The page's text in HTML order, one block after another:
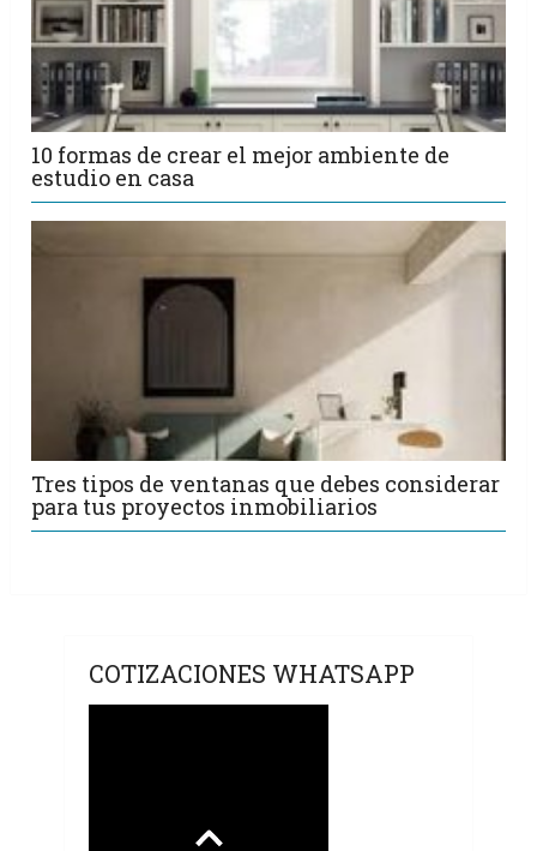
10 formas de crear el mejor ambiente de
estudio en casa
Tres tipos de ventanas que debes considerar
para tus proyectos inmobiliarios
COTIZACIONES WHATSAPP